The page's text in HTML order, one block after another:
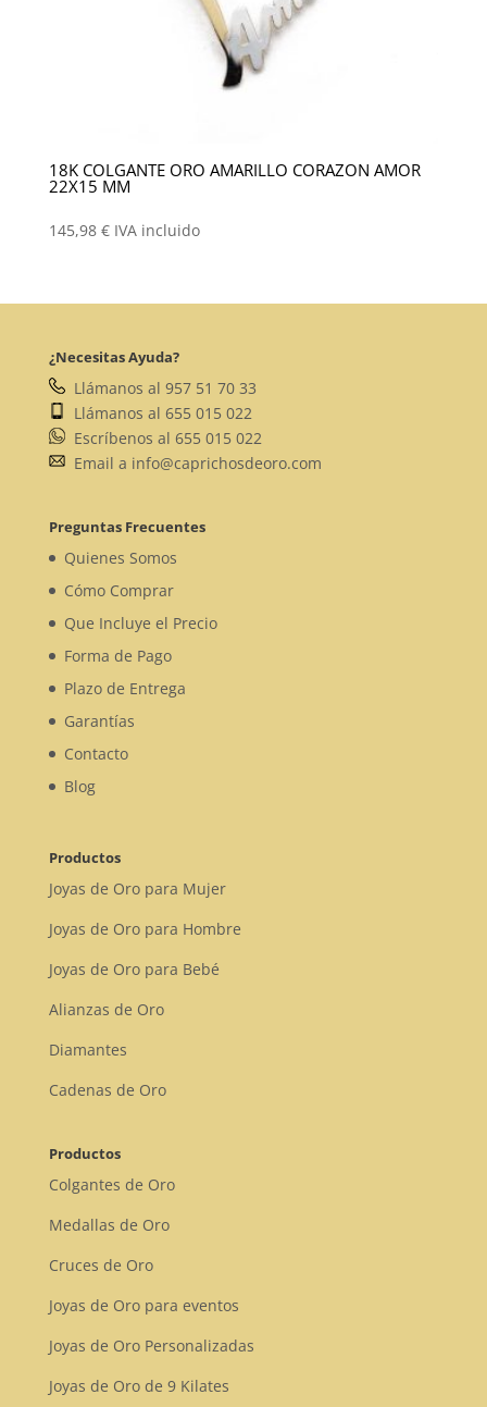
18K COLGANTE ORO AMARILLO CORAZON AMOR
22X15 MM
145,98 € IVA incluido
¿Necesitas Ayuda?
Llámanos al 957 51 70 33
Llámanos al 655 015 022
Escríbenos al 655 015 022
Email a info@caprichosdeoro.com
Preguntas Frecuentes
Quienes Somos
Cómo Comprar
Que Incluye el Precio
Forma de Pago
Plazo de Entrega
Garantías
Contacto
Blog
Productos
Joyas de Oro para Mujer
Joyas de Oro para Hombre
Joyas de Oro para Bebé
Alianzas de Oro
Diamantes
Cadenas de Oro
Productos
Colgantes de Oro
Medallas de Oro
Cruces de Oro
Joyas de Oro para eventos
Joyas de Oro Personalizadas
Joyas de Oro de 9 Kilates